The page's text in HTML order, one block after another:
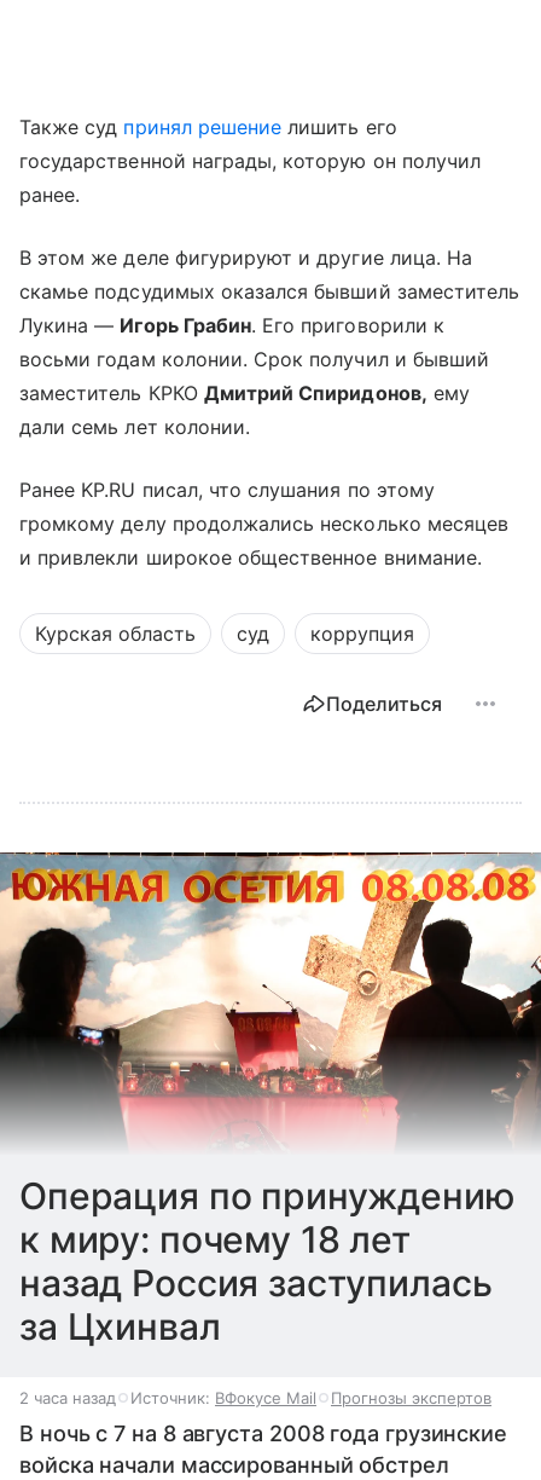
Также суд принял решение лишить его
государственной награды, которую он получил
ранее.
В этом же деле фигурируют и другие лица. На
скамье подсудимых оказался бывший заместитель
Лукина — Игорь Грабин. Его приговорили к
восьми годам колонии. Срок получил и бывший
заместитель КРКО Дмитрий Спиридонов, ему
дали семь лет колонии.
Ранее KP.RU писал, что слушания по этому
громкому делу продолжались несколько месяцев
и привлекли широкое общественное внимание.
Курская область суд коррупция
Поделиться
Операция по принуждению
к миру: почему 18 лет
назад Россия заступилась
за Цхинвал
2 часа назад Источник: ВФокусе Mail Прогнозы экспертов
В ночь с 7 на 8 августа 2008 года грузинские
войска начали массированный обстрел